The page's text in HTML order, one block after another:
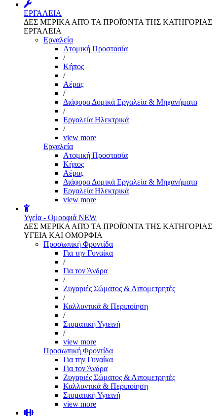
ΕΡΓΑΛΕΙΑ
ΔΕΣ ΜΕΡΙΚΑ ΑΠΌ ΤΑ ΠΡΟΪΌΝΤΑ ΤΗΣ ΚΑΤΗΓΟΡΙΑΣ
ΕΡΓΑΛΕΙΑ
Εργαλεία
Aτομική Προστασία
/
Kήπος
/
Αέρας
/
Διάφορα Δομικά Εργαλεία & Μηχανήματα
/
Εργαλεία Ηλεκτρικά
/
view more
Εργαλεία
Aτομική Προστασία
Kήπος
Αέρας
Διάφορα Δομικά Εργαλεία & Μηχανήματα
Εργαλεία Ηλεκτρικά
view more
Υγεία - Ομορφιά NEW
ΔΕΣ ΜΕΡΙΚΑ ΑΠΌ ΤΑ ΠΡΟΪΌΝΤΑ ΤΗΣ ΚΑΤΗΓΟΡΙΑΣ
ΥΓΕΙΑ ΚΑΙ ΟΜΟΡΦΙΑ
Προσωπική Φροντίδα
Για την Γυναίκα
/
Για τον Άνδρα
/
Ζυγαριές Σώματος & Λιπομετρητές
/
Καλλυντικά & Περιποίηση
/
Στοματική Υγιεινή
/
view more
Προσωπική Φροντίδα
Για την Γυναίκα
Για τον Άνδρα
Ζυγαριές Σώματος & Λιπομετρητές
Καλλυντικά & Περιποίηση
Στοματική Υγιεινή
view more